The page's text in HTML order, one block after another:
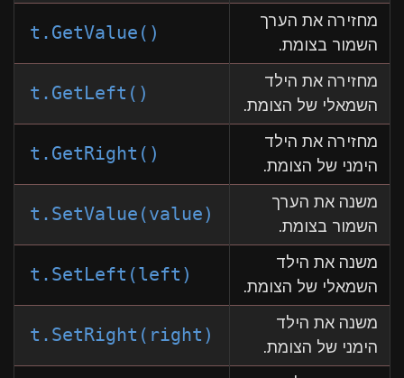
מחזירה את הערך
השמור בצומת.
t.GetValue()
מחזירה את הילד
השמאלי של הצומת.
t.GetLeft()
מחזירה את הילד
הימני של הצומת.
t.GetRight()
משנה את הערך
השמור בצומת.
t.SetValue(value)
משנה את הילד
השמאלי של הצומת.
t.SetLeft(left)
משנה את הילד
הימני של הצומת.
t.SetRight(right)